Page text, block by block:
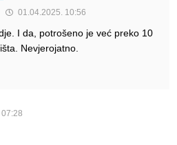
01.04.2025. 10:56
I da, potrošeno je već preko 10
Nevjerojatno.